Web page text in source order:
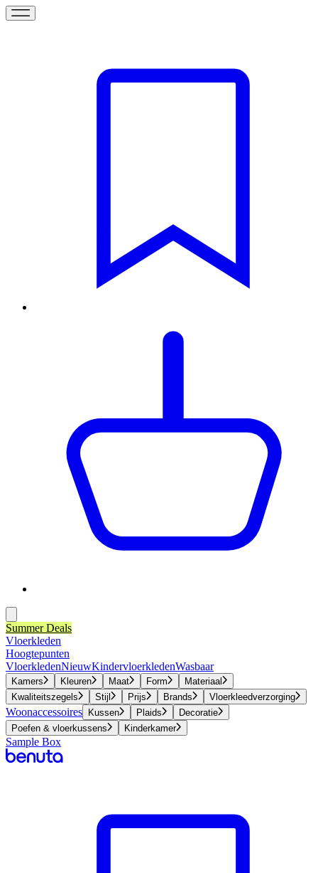
Summer Deals
Vloerkleden
Hoogtepunten
VloerkledenNieuwKindervloerkledenWasbaar
Kamers Kleuren Maat Form
Materiaal
Kwaliteitszegels
Stijl Prijs Brands Vloerkleedverzorging
Woonaccessoires Kussen Plaids
Decoratie
Poefen & vloerkussens
Kinderkamer
Sample Box